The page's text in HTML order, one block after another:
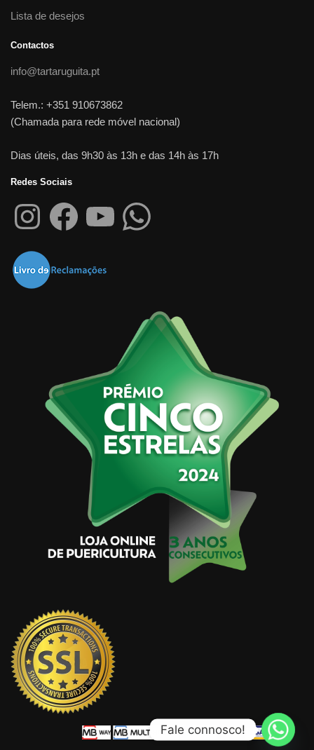
Lista de desejos
Contactos
info@tartaruguita.pt
Telem.: +351 910673862
(Chamada para rede móvel nacional)
Dias úteis, das 9h30 às 13h e das 14h às 17h
Redes Sociais
Fale connosco!